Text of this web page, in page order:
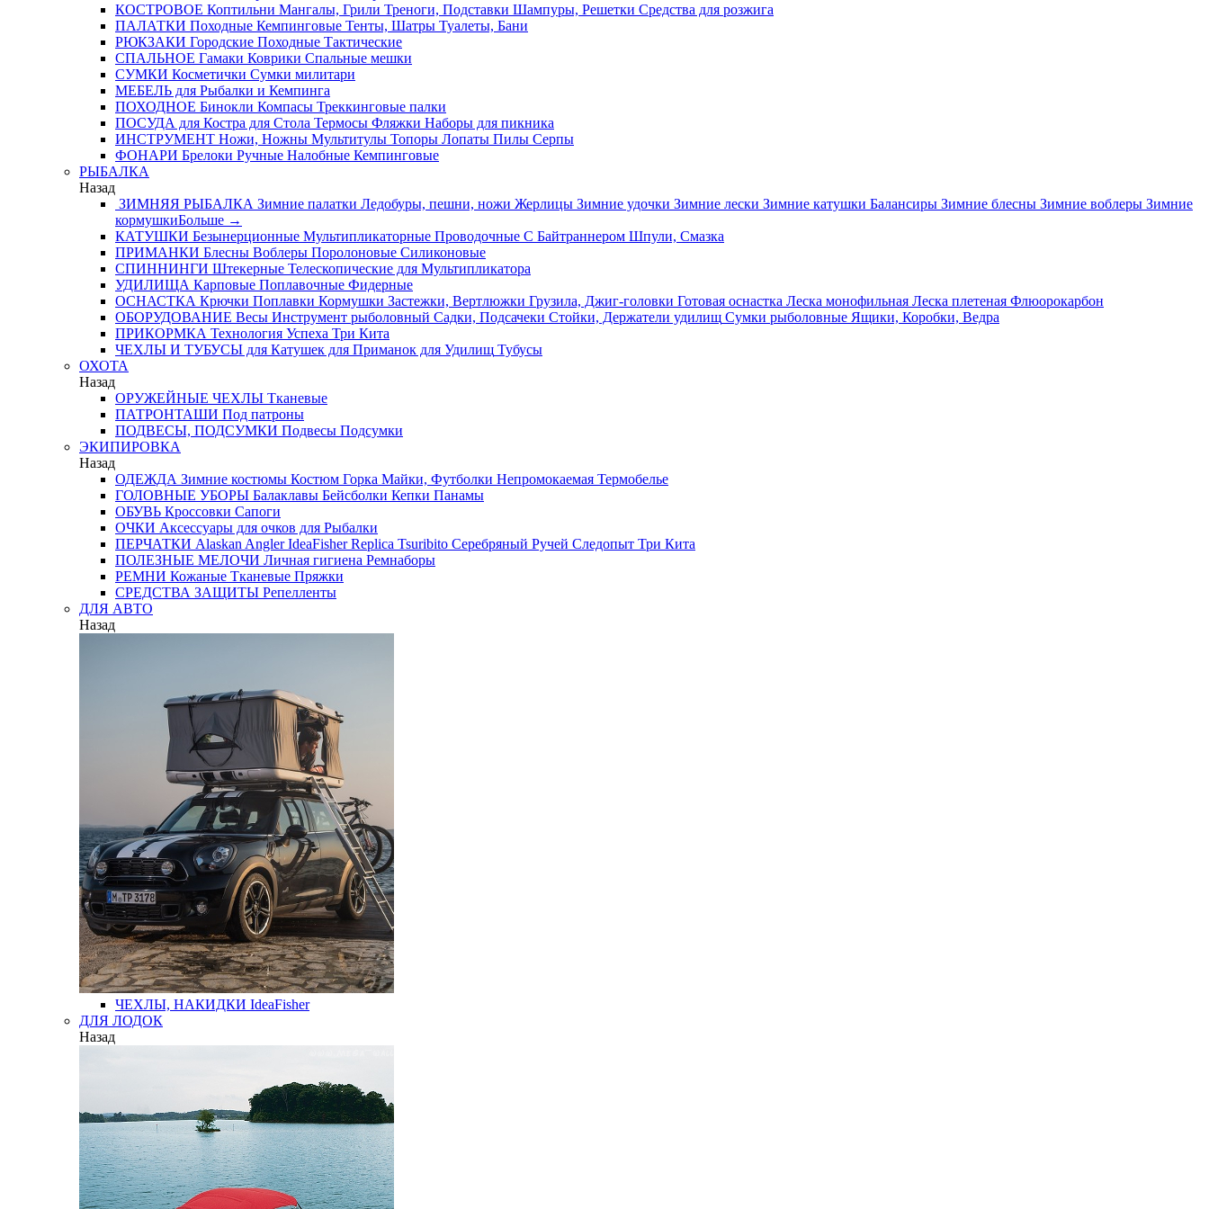
КОСТРОВОЕ Коптильни Мангалы, Грили Треноги, Подставки Шампуры, Решетки Средства для розжига
ПАЛАТКИ Походные Кемпинговые Тенты, Шатры Туалеты, Бани
РЮКЗАКИ Городские Походные Тактические
СПАЛЬНОЕ Гамаки Коврики Спальные мешки
СУМКИ Косметички Сумки милитари
МЕБЕЛЬ для Рыбалки и Кемпинга
ПОХОДНОЕ Бинокли Компасы Треккинговые палки
ПОСУДА для Костра для Стола Термосы Фляжки Наборы для пикника
ИНСТРУМЕНТ Ножи, Ножны Мультитулы Топоры Лопаты Пилы Серпы
ФОНАРИ Брелоки Ручные Налобные Кемпинговые
РЫБАЛКА
Назад
ЗИМНЯЯ РЫБАЛКА Зимние палатки Ледобуры, пешни, ножи Жерлицы Зимние удочки Зимние лески Зимние катушки Балансиры Зимние блесны Зимние воблеры Зимние
кормушкиБольше →
КАТУШКИ Безынерционные Мультипликаторные Проводочные С Байтраннером Шпули, Смазка
ПРИМАНКИ Блесны Воблеры Поролоновые Силиконовые
СПИННИНГИ Штекерные Телескопические для Мультипликатора
УДИЛИЩА Карповые Поплавочные Фидерные
ОСНАСТКА Крючки Поплавки Кормушки Застежки, Вертлюжки Грузила, Джиг-головки Готовая оснастка Леска монофильная Леска плетеная Флюорокарбон
ОБОРУДОВАНИЕ Весы Инструмент рыболовный Садки, Подсачеки Стойки, Держатели удилищ Сумки рыболовные Ящики, Коробки, Ведра
ПРИКОРМКА Технология Успеха Три Кита
ЧЕХЛЫ И ТУБУСЫ для Катушек для Приманок для Удилищ Тубусы
ОХОТА
Назад
ОРУЖЕЙНЫЕ ЧЕХЛЫ Тканевые
ПАТРОНТАШИ Под патроны
ПОДВЕСЫ, ПОДСУМКИ Подвесы Подсумки
ЭКИПИРОВКА
Назад
ОДЕЖДА Зимние костюмы Костюм Горка Майки, Футболки Непромокаемая Термобелье
ГОЛОВНЫЕ УБОРЫ Балаклавы Бейсболки Кепки Панамы
ОБУВЬ Кроссовки Сапоги
ОЧКИ Аксессуары для очков для Рыбалки
ПЕРЧАТКИ Alaskan AnglerIdeaFisherReplica Tsuribito Серебряный Ручей Следопыт Три Кита
ПОЛЕЗНЫЕ МЕЛОЧИ Личная гигиена Ремнаборы
РЕМНИ Кожаные Тканевые Пряжки
СРЕДСТВА ЗАЩИТЫ Репелленты
ДЛЯ АВТО
Назад
ЧЕХЛЫ, НАКИДКИ IdeaFisher
ДЛЯ ЛОДОК
Назад